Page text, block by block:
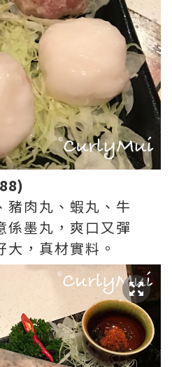
豬肉丸、蝦丸、牛
係墨丸，爽口又彈
，真材實料。